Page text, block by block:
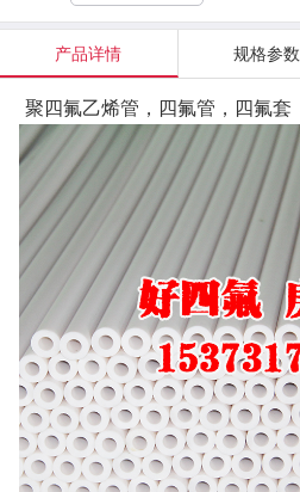
产品详情 规格参数
聚四氟乙烯管，四氟管，四氟套